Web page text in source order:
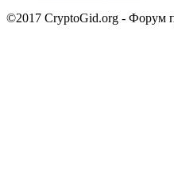
©2017 CryptoGid.org - Форум